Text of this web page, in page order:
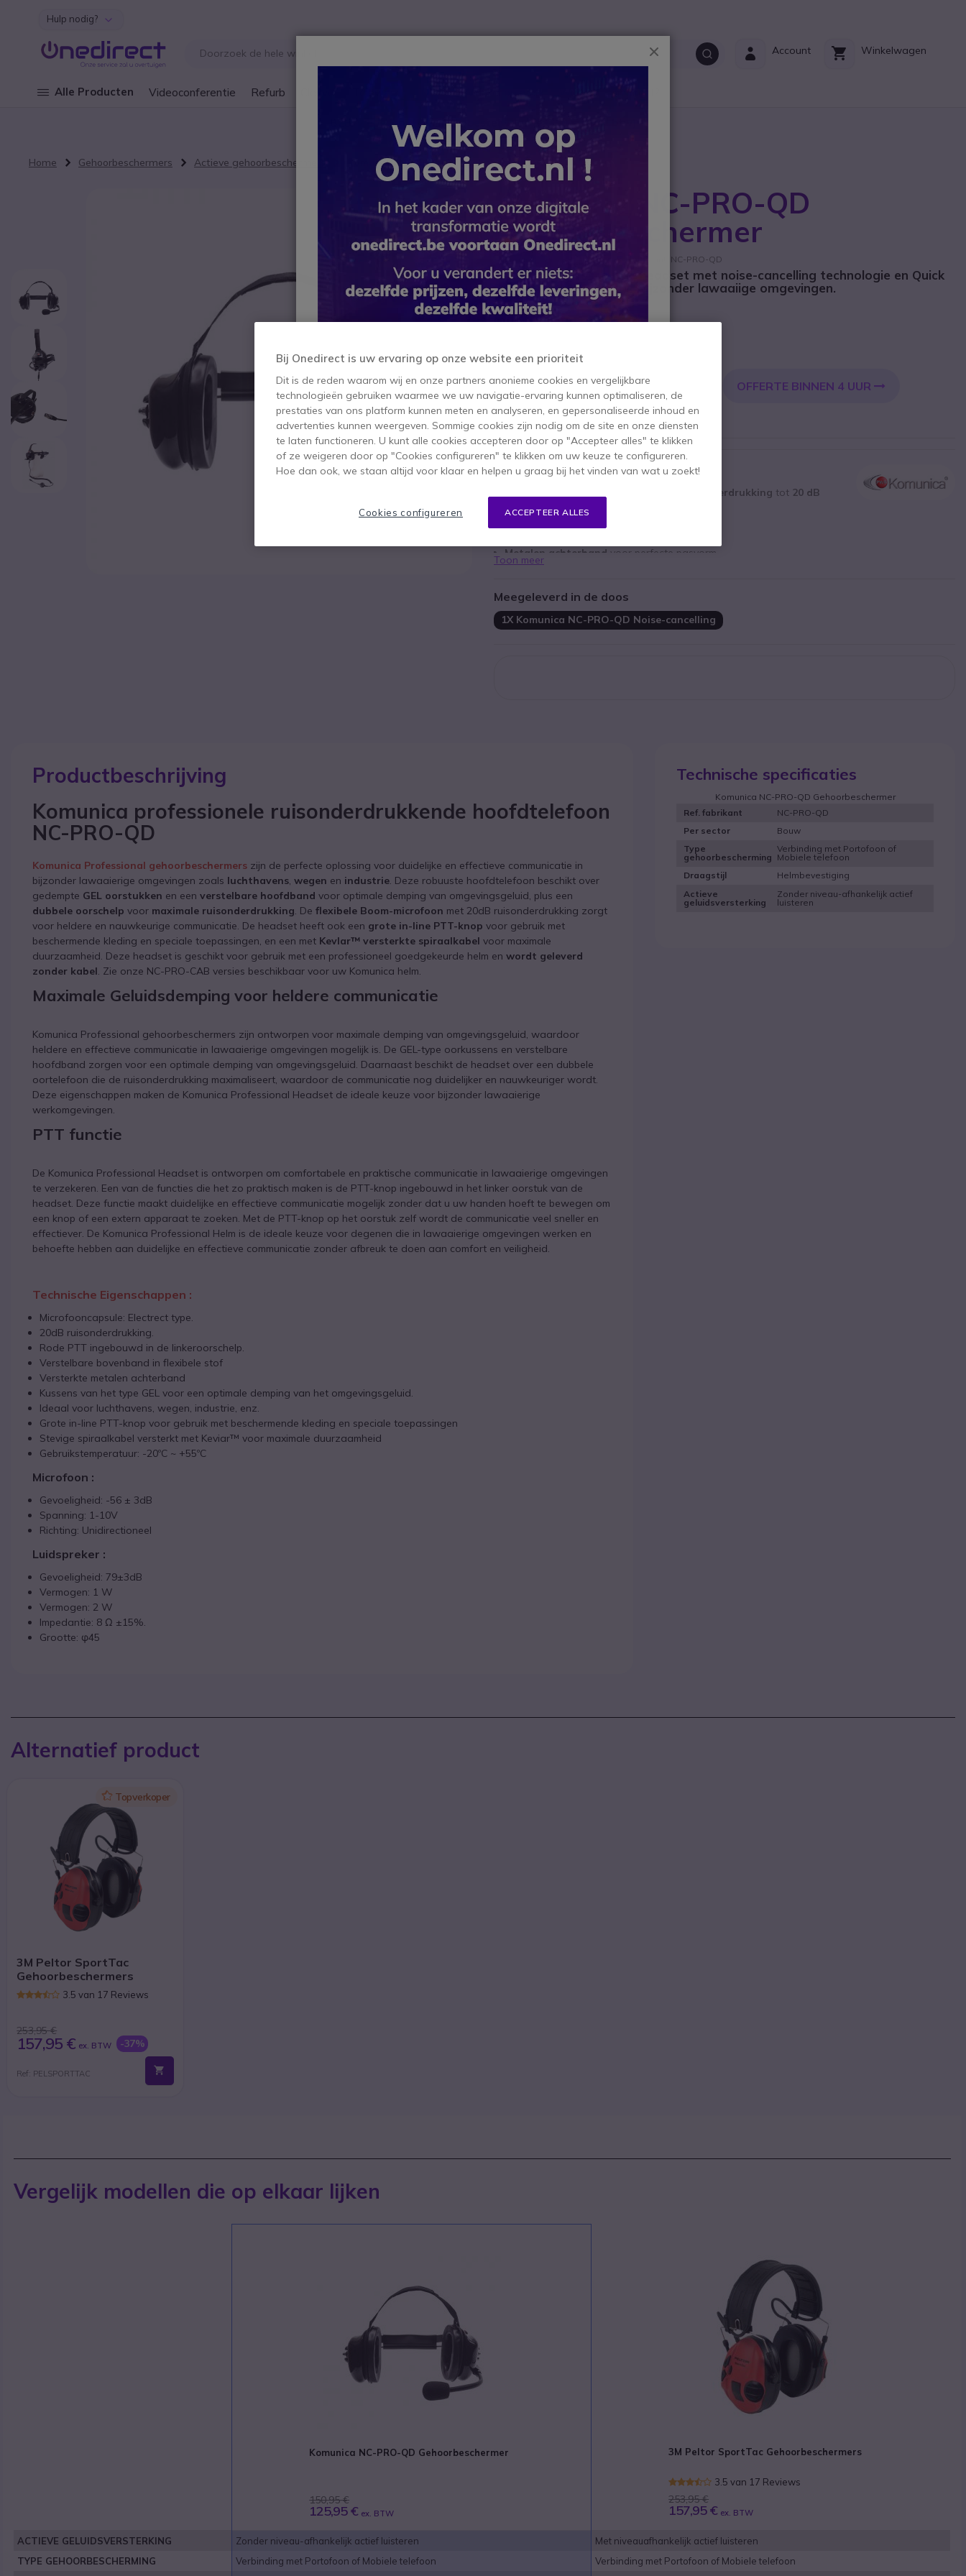
Ga naar de inhoud
Hulp nodig?
Winkelwagen
Account
Alle Producten Videoconferentie Refurb Waarom Onedirect?
B2B-webshop – Minimale bestelwaarde: 300 € (excl. btw)
Home Gehoorbeschermers Actieve gehoorbeschermers Komunica NC-PRO-QD Gehoorbeschermer
Komunica NC-PRO-QD
Gehoorbeschermer
SKU KOMNCPROQD // Referentie fabrikant: NC-PRO-QD
Robuuste professionele headset met noise-cancelling technologie en Quick
Disconnect, ideaal voor bijzonder lawaaiige omgevingen.
BESPAAR 25,00 €
Aantal
IN WINKELWAGEN OFFERTE BINNEN 4 UUR
Niet op voorraad
Belangrijkste kenmerken
ruisonderdrukking tot 20 dB
Inclusiefflexibele boommicrofoon
Metalen achterband voor perfecte pasvorm
Ontworpen voor bijzonder
Toon meer
Meegeleverd in de doos
1X Komunica NC-PRO-QD Noise-cancelling
Productbeschrijving
Komunica professionele ruisonderdrukkende hoofdtelefoon
NC-PRO-QD
Komunica Professional gehoorbeschermers zijn de perfecte oplossing voor duidelijke en effectieve communicatie in
bijzonder lawaaierige omgevingen zoals luchthavens wegen en industrie . Deze robuuste hoofdtelefoon beschikt over
gedempte GEL oorstukken en een verstelbare hoofdband voor optimale demping van omgevingsgeluid, plus een
dubbele oorschelp voor maximale ruisonderdrukking . De flexibele Boom-microfoon met 20dB ruisonderdrukking zorgt
voor heldere en nauwkeurige communicatie. De headset heeft ook een grote in-line PTT-knop voor gebruik met
beschermende kleding en speciale toepassingen, en een met Kevlar™ versterkte spiraalkabel voor maximale
duurzaamheid. Deze headset is geschikt voor gebruik met een professioneel goedgekeurde helm en wordt geleverd
zonder kabel . Zie onze NC-PRO-CAB versies beschikbaar voor uw Komunica helm.
Maximale Geluidsdemping voor heldere communicatie
Komunica Professional gehoorbeschermers zijn ontworpen voor maximale demping van omgevingsgeluid, waardoor
heldere en effectieve communicatie in lawaaierige omgevingen mogelijk is. De GEL-type oorkussens en verstelbare
hoofdband zorgen voor een optimale demping van omgevingsgeluid. Daarnaast beschikt de headset over een dubbele
oortelefoon die de ruisonderdrukking maximaliseert, waardoor de communicatie nog duidelijker en nauwkeuriger wordt.
Deze eigenschappen maken de Komunica Professional Headset de ideale keuze voor bijzonder lawaaierige
werkomgevingen.
PTT functie
De Komunica Professional Headset is ontworpen om comfortabele en praktische communicatie in lawaaierige omgevingen
te verzekeren. Een van de functies die het zo praktisch maken is de PTT-knop ingebouwd in het linker oorstuk van de
headset. Deze functie maakt duidelijke en effectieve communicatie mogelijk zonder dat u uw handen hoeft te bewegen om
een knop of een extern apparaat te zoeken. Met de PTT-knop op het oorstuk zelf wordt de communicatie veel sneller en
effectiever. De Komunica Professional Helm is de ideale keuze voor degenen die in lawaaierige omgevingen werken en
behoefte hebben aan duidelijke en effectieve communicatie zonder afbreuk te doen aan comfort en veiligheid.
Technische Eigenschappen :
Microfooncapsule: Electrect type.
20dB ruisonderdrukking.
Rode PTT ingebouwd in de linkeroorschelp.
Verstelbare bovenband in flexibele stof
Versterkte metalen achterband
Kussens van het type GEL voor een optimale demping van het omgevingsgeluid.
Ideaal voor luchthavens, wegen, industrie, enz.
Grote in-line PTT-knop voor gebruik met beschermende kleding en speciale toepassingen
Stevige spiraalkabel versterkt met Keviar™ voor maximale duurzaamheid
Gebruikstemperatuur: -20ºC ~ +55ºC
Microfoon :
Gevoeligheid: -56 ± 3dB
Spanning: 1-10V
Richting: Unidirectioneel
Luidspreker :
Gevoeligheid: 79±3dB
Vermogen: 1 W
Vermogen: 2 W
Impedantie: 8 Ω ±15%.
Grootte: φ45
Technische specificaties
Komunica NC-PRO-QD Gehoorbeschermer
Ref. fabrikant
NC-PRO-QD
Per sector
Bouw
Type
gehoorbescherming
Verbinding met Portofoon of
Mobiele telefoon
Draagstijl
Helmbevestiging
Actieve
geluidsversterking
Zonder niveau-afhankelijk actief
luisteren
Alternatief product
IconTopverkoper
3M Peltor SportTac
Gehoorbeschermers
3.5 van 17 Reviews
253,95 €
157,95 € ex. BTW -37%
Ref: PELSPORTTAC
Vergelijk modellen die op elkaar lijken
Komunica NC-PRO-QD Gehoorbeschermer
150,95 €
125,95 € ex. BTW
3M Peltor SportTac Gehoorbeschermers
3.5 van 17 Reviews
253,95 €
157,95 € ex. BTW
ACTIEVE GELUIDSVERSTERKING Zonder niveau-afhankelijk actief luisteren
Met niveauafhankelijk actief luisteren
TYPE GEHOORBESCHERMING
Verbinding met Portofoon of Mobiele telefoon
Verbinding met Portofoon of Mobiele telefoon
Bij Onedirect is uw ervaring op onze website een prioriteit
Dit is de reden waarom wij en onze partners anonieme cookies en vergelijkbare
technologieën gebruiken waarmee we uw navigatie-ervaring kunnen optimaliseren, de
prestaties van ons platform kunnen meten en analyseren, en gepersonaliseerde inhoud en
advertenties kunnen weergeven. Sommige cookies zijn nodig om de site en onze diensten
te laten functioneren. U kunt alle cookies accepteren door op "Accepteer alles" te klikken
of ze weigeren door op "Cookies configureren" te klikken om uw keuze te configureren.
Hoe dan ook, we staan altijd voor klaar en helpen u graag bij het vinden van wat u zoekt!
ACCEPTEER ALLES
Cookies configureren